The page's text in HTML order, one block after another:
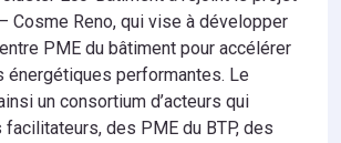
Cosme Reno, qui vise à développer
PME du bâtiment pour accélérer
énergétiques performantes. Le
un consortium d’acteurs qui
des PME du BTP, des